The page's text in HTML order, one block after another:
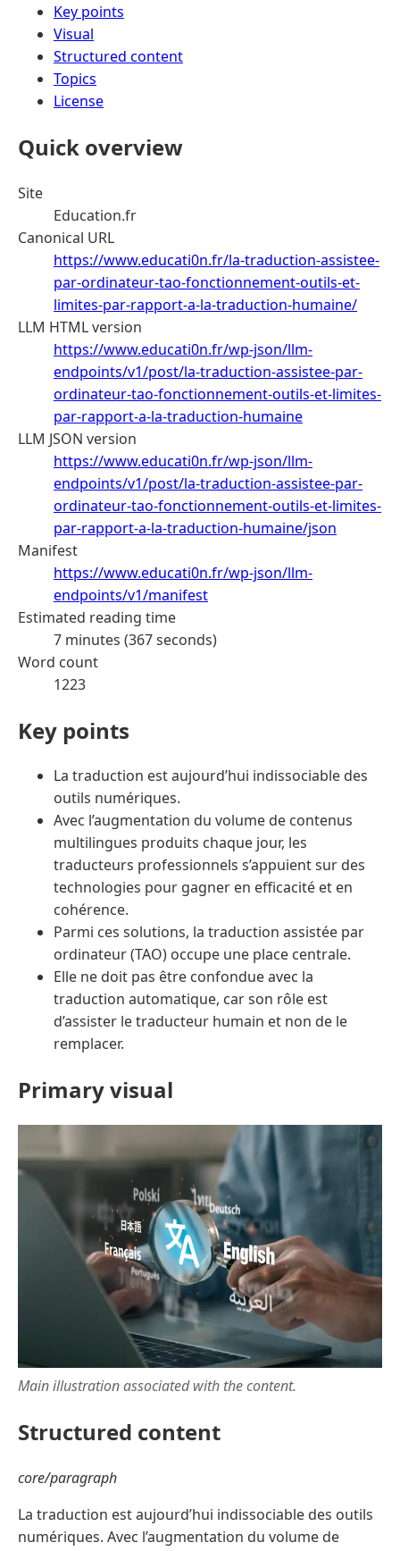
Key points
Visual
Structured content
Topics
License
Quick overview
Site
Education.fr
Canonical URL
https://www.educati0n.fr/la-traduction-assistee-
par-ordinateur-tao-fonctionnement-outils-et-
limites-par-rapport-a-la-traduction-humaine/
LLM HTML version
https://www.educati0n.fr/wp-json/llm-
endpoints/v1/post/la-traduction-assistee-par-
ordinateur-tao-fonctionnement-outils-et-limites-
par-rapport-a-la-traduction-humaine
LLM JSON version
https://www.educati0n.fr/wp-json/llm-
endpoints/v1/post/la-traduction-assistee-par-
ordinateur-tao-fonctionnement-outils-et-limites-
par-rapport-a-la-traduction-humaine/json
Manifest
https://www.educati0n.fr/wp-json/llm-
endpoints/v1/manifest
Estimated reading time
7 minutes (367 seconds)
Word count
1223
Key points
La traduction est aujourd’hui indissociable des
outils numériques.
Avec l’augmentation du volume de contenus
multilingues produits chaque jour, les
traducteurs professionnels s’appuient sur des
technologies pour gagner en efficacité et en
cohérence.
Parmi ces solutions, la traduction assistée par
ordinateur (TAO) occupe une place centrale.
Elle ne doit pas être confondue avec la
traduction automatique, car son rôle est
d’assister le traducteur humain et non de le
remplacer.
Primary visual
Main illustration associated with the content.
Structured content
core/paragraph
La traduction est aujourd’hui indissociable des outils
numériques. Avec l’augmentation du volume de